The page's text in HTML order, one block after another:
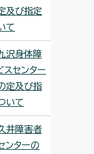
及び指定
て
沢身体障
スセンター
定及び指
いて
井障害者
ンターの